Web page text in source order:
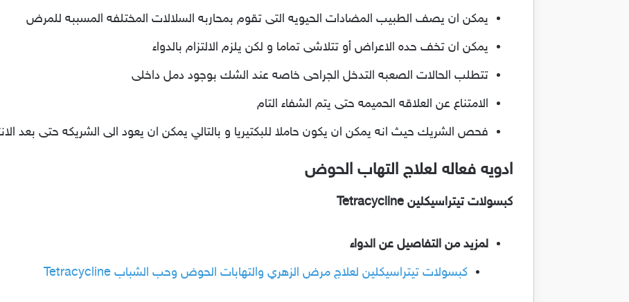
يمكن ان يصف الطبيب المضادات الحيويه التى تقوم بمحاربه السلالات المختلفه المسببه للمرض
يمكن ان تخف حده الاعراض أو تتلاشى تماما و لكن يلزم الالتزام بالدواء
تتطلب الحالات الصعبه التدخل الجراحى خاصه عند الشك بوجود دمل داخلى
الامتناع عن العلاقه الحميمه حتى يتم الشفاء التام
فحص الشريك حيث انه يمكن ان يكون حاملا للبكتيريا و بالتالي يمكن ان يعود الى الشريكه حتى بعد
ادويه فعاله لعلاج التهاب الحوض
كبسولات تيتراسيكلين Tetracycline
لمزيد من التفاصيل عن الدواء
كبسولات تيتراسيكلين لعلاج مرض الزهري والتهابات الحوض وحب الشباب Tetracycline